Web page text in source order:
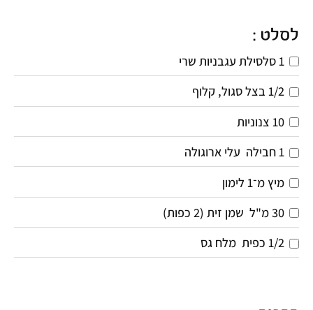
לסלט :
1סלסילת עגבניות שרי
1/2 בצל סגול, קלוף
10 צנוניות
1חבילה עלי ארוגולה
מיץ מ־1 לימון
30מ"ל שמן זית (2 כפות)
1/2 כפית מלח גס